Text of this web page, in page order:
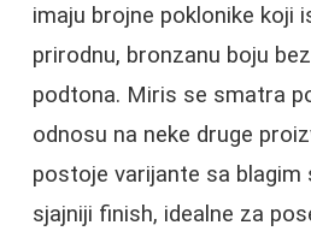
imaju brojne poklonike koji
prirodnu, bronzanu boju
podtona. Miris se smatra
odnosu na neke druge
postoje varijante sa blagim
sjajniji finish, idealne za